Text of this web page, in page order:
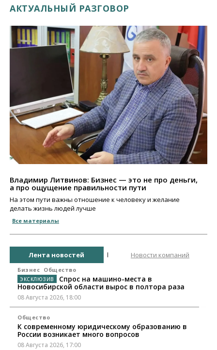
АКТУАЛЬНЫЙ РАЗГОВОР
Владимир Литвинов: Бизнес — это не про деньги,
а про ощущение правильности пути
На этом пути важны отношение к человеку и желание
делать жизнь людей лучше
Все материалы
Лента новостей Новости компаний
Бизнес Общество
Спрос на машино-места в
Новосибирской области вырос в полтора раза
08 Августа 2026, 18:00
Общество
К современному юридическому образованию в
России возникает много вопросов
08 Августа 2026, 17:00